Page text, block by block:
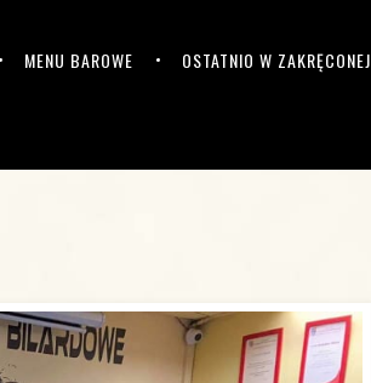
MENU BAROWE OSTATNIO W ZAKRĘCONEJ